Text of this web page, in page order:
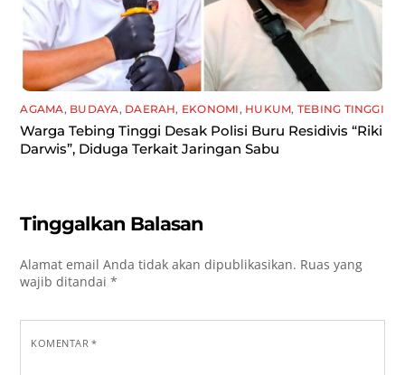
AGAMA, BUDAYA, DAERAH, EKONOMI, HUKUM, TEBING TINGGI
Warga Tebing Tinggi Desak Polisi Buru Residivis “Riki
Darwis”, Diduga Terkait Jaringan Sabu
Tinggalkan Balasan
Alamat email Anda tidak akan dipublikasikan. Ruas yang
wajib ditandai*
KOMENTAR*